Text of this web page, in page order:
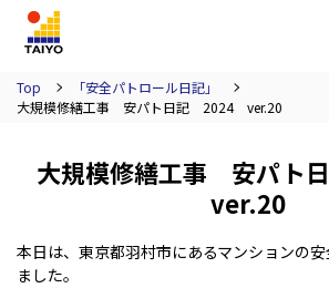
Top
「安全パトロール日記」
大規模修繕工事 安パト日記 2024 ver.20
大規模修繕工事 安パト
ver.20
本日は、東京都羽村市にあるマンションの
ました。